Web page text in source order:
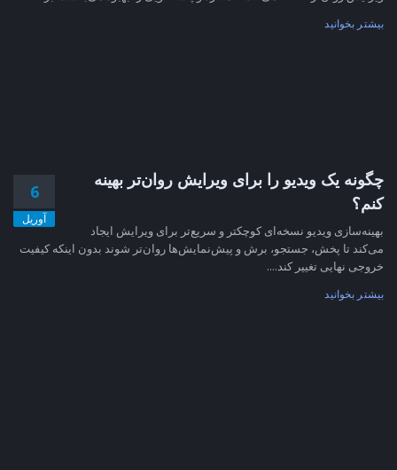
بیشتر بخوانید
6
آوریل
چگونه یک ویدیو را برای ویرایش روان‌تر بهینه
کنم؟
بهینه‌سازی ویدیو نسخه‌ای کوچکتر و سریع‌تر برای ویرایش ایجاد
می‌کند تا پخش، جستجو، برش و پیش‌نمایش‌ها روان‌تر شوند بدون اینکه کیفیت
خروجی نهایی تغییر کند....
بیشتر بخوانید